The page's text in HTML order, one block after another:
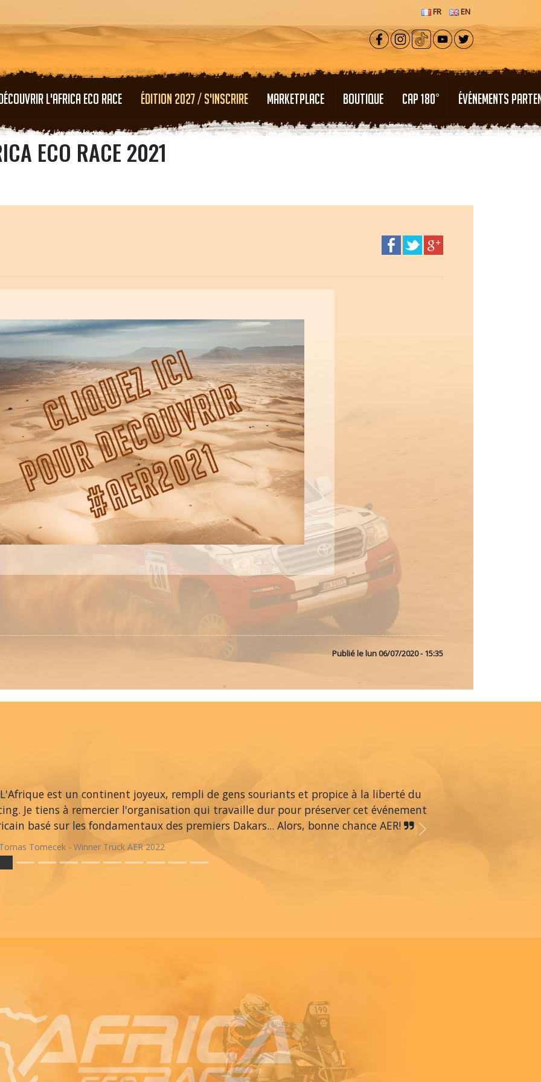
FR EN
L'AFRICA ECO RACE ÉDITION 2027 / S'INSCRIRE MARKETPLACE BOUTIQUE CAP 180° ÉVÉNEMENTS
ECO RACE 2021
Publié lelun 06/07/2020 - 15:35
est un continent joyeux, rempli de gens souriants et propice à la liberté du
Je tiens à remercier l'organisation qui travaille dur pour préserver cet événement
basé sur les fondamentaux des premiers Dakars... Alors, bonne chance AER!
Tomecek - Winner Truck AER 2022
Next